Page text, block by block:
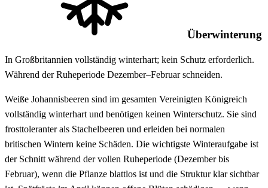
Überwinterung
In Großbritannien vollständig winterhart; kein Schutz erforderlich.
Während der Ruheperiode Dezember–Februar schneiden.
Weiße Johannisbeeren sind im gesamten Vereinigten Königreich
vollständig winterhart und benötigen keinen Winterschutz. Sie sind
frosttoleranter als Stachelbeeren und erleiden bei normalen
britischen Wintern keine Schäden. Die wichtigste Winteraufgabe ist
der Schnitt während der vollen Ruheperiode (Dezember bis
Februar), wenn die Pflanze blattlos ist und die Struktur klar sichtbar